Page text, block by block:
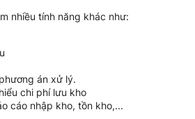
nhiều tính năng khác như:
án xử lý.
chi phí lưu kho
cáo nhập kho, tồn kho,...